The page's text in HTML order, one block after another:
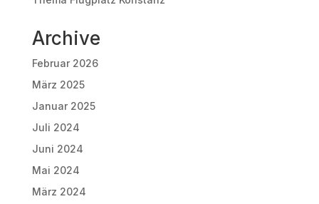
Archive
Februar 2026
März 2025
Januar 2025
Juli 2024
Juni 2024
Mai 2024
März 2024